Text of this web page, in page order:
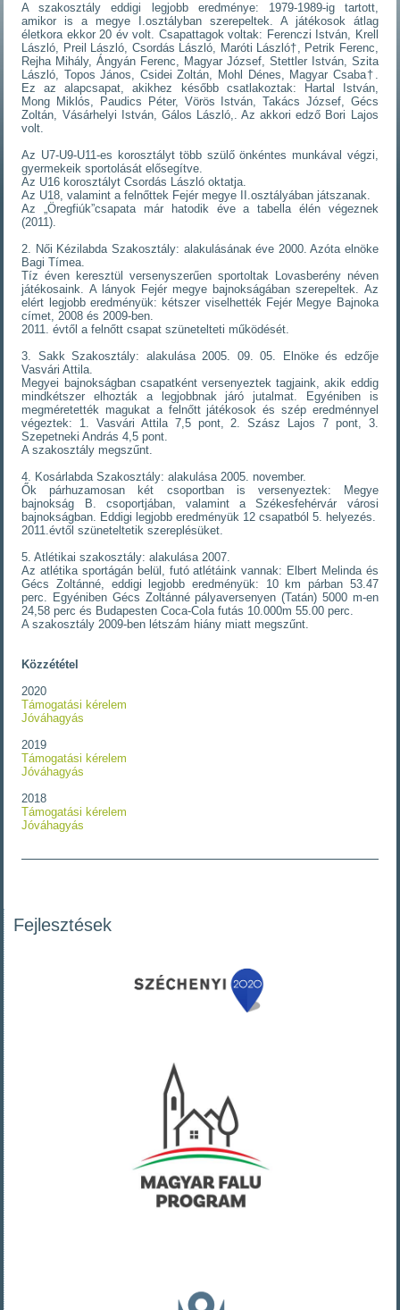
A szakosztály eddigi legjobb eredménye: 1979-1989-ig tartott,
amikor is a megye I.osztályban szerepeltek. A játékosok átlag
életkora ekkor 20 év volt. Csapattagok voltak: Ferenczi István, Krell
László, Preil László, Csordás László, Maróti László†, Petrik Ferenc,
Rejha Mihály, Ángyán Ferenc, Magyar József, Stettler István, Szita
László, Topos János, Csidei Zoltán, Mohl Dénes, Magyar Csaba†.
Ez az alapcsapat, akikhez később csatlakoztak: Hartal István,
Mong Miklós, Paudics Péter, Vörös István, Takács József, Gécs
Zoltán, Vásárhelyi István, Gálos László,. Az akkori edző Bori Lajos
volt.
Az U7-U9-U11-es korosztályt több szülő önkéntes munkával végzi,
gyermekeik sportolását elősegítve.
Az U16 korosztályt Csordás László oktatja.
Az U18, valamint a felnőttek Fejér megye II.osztályában játszanak.
Az „Öregfiúk”csapata már hatodik éve a tabella élén végeznek
(2011).
2. Női Kézilabda Szakosztály: alakulásának éve 2000. Azóta elnöke
Bagi Tímea.
Tíz éven keresztül versenyszerűen sportoltak Lovasberény néven
játékosaink. A lányok Fejér megye bajnokságában szerepeltek. Az
elért legjobb eredményük: kétszer viselhették Fejér Megye Bajnoka
címet, 2008 és 2009-ben.
2011. évtől a felnőtt csapat szünetelteti működését.
3. Sakk Szakosztály: alakulása 2005. 09. 05. Elnöke és edzője
Vasvári Attila.
Megyei bajnokságban csapatként versenyeztek tagjaink, akik eddig
mindkétszer elhozták a legjobbnak járó jutalmat. Egyéniben is
megméretették magukat a felnőtt játékosok és szép eredménnyel
végeztek: 1. Vasvári Attila 7,5 pont, 2. Szász Lajos 7 pont, 3.
Szepetneki András 4,5 pont.
A szakosztály megszűnt.
4. Kosárlabda Szakosztály: alakulása 2005. november.
Ők párhuzamosan két csoportban is versenyeztek: Megye
bajnokság B. csoportjában, valamint a Székesfehérvár városi
bajnokságban. Eddigi legjobb eredményük 12 csapatból 5. helyezés.
2011.évtől szüneteltetik szereplésüket.
5. Atlétikai szakosztály: alakulása 2007.
Az atlétika sportágán belül, futó atlétáink vannak: Elbert Melinda és
Gécs Zoltánné, eddigi legjobb eredményük: 10 km párban 53.47
perc. Egyéniben Gécs Zoltánné pályaversenyen (Tatán) 5000 m-en
24,58 perc és Budapesten Coca-Cola futás 10.000m 55.00 perc.
A szakosztály 2009-ben létszám hiány miatt megszűnt.
Közzététel
2020
Támogatási kérelem
Jóváhagyás
2019
Támogatási kérelem
Jóváhagyás
2018
Támogatási kérelem
Jóváhagyás
Fejlesztések